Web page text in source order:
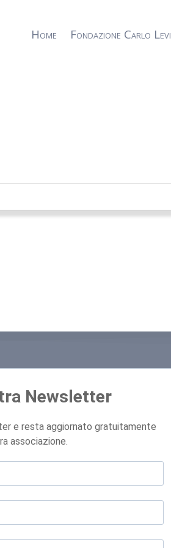
Home Fondazione Carlo Levi
Newsletter
e resta aggiornato gratuitamente
associazione.